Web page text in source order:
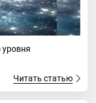
Читать статью